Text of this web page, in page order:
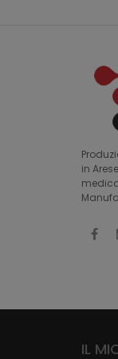
in
IL